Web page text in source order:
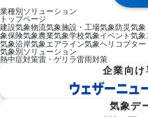
業種別ソリューション
トップページ
建設気象物流気象施設・工場気象防災気象
象保険気象農業気象学校気象イベント気象
気象沿岸気象エアライン気象ヘリコプター
気象別ソリューション
熱中症対策雷・ゲリラ雷雨対策
企業向け
気象デ